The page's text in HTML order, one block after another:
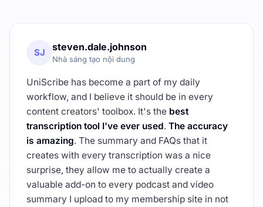
SJ steven.dale.johnson
Nhà sáng tạo nội dung
UniScribe has become a part of my daily
workflow, and I believe it should be in every
content creators' toolbox. It's the best
transcription tool I've ever used. The accuracy
is amazing. The summary and FAQs that it
creates with every transcription was a nice
surprise, they allow me to actually create a
valuable add-on to every podcast and video
summary I upload to my membership site in not